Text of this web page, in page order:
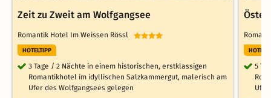
Zeit zu Zweit am Wolfgangsee
Romantik Hotel Im Weissen Rössl
HOTELTIPP
3 Tage / 2 Nächte in einem historischen, erstklassigen
Romantikhotel im idyllischen Salzkammergut, malerisch am
Ufer des Wolfgangsees gelegen
5
Ufer